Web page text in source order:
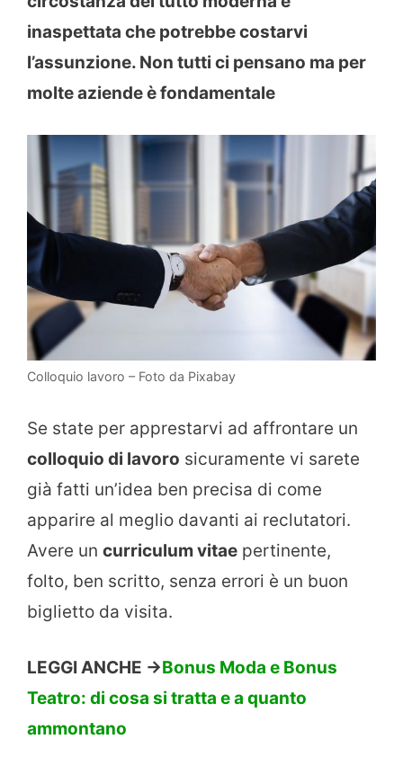
inaspettata che potrebbe costarvi
l’assunzione. Non tutti ci pensano ma per
molte aziende è fondamentale
Colloquio lavoro – Foto da Pixabay
Se state per apprestarvi ad affrontare un
colloquio di lavoro sicuramente vi sarete
già fatti un’idea ben precisa di come
apparire al meglio davanti ai reclutatori.
Avere un curriculum vitae pertinente,
folto, ben scritto, senza errori è un buon
biglietto da visita.
LEGGI ANCHE ->Bonus Moda e Bonus
Teatro: di cosa si tratta e a quanto
ammontano